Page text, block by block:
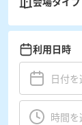
利用日時